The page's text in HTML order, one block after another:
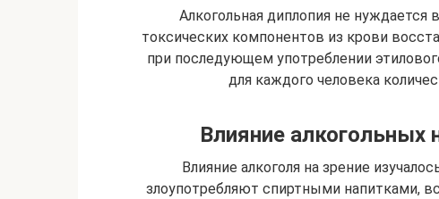
Алкогольная диплопия не нуждается
токсических компонентов из крови
при последующем употреблении
для каждого человека
Влияние алкогольных
Влияние алкоголя на зрение
злоупотребляют спиртными напитками,